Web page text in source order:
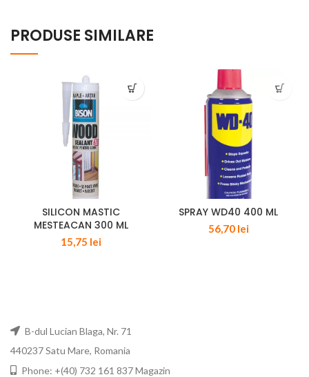
PRODUSE SIMILARE
SILICON MASTIC
MESTEACAN 300 ML
15,75 lei
SPRAY WD40 400 ML
56,70 lei
B-dul Lucian Blaga, Nr. 71
440237 Satu Mare, Romania
Phone: +(40) 732 161 837 Magazin